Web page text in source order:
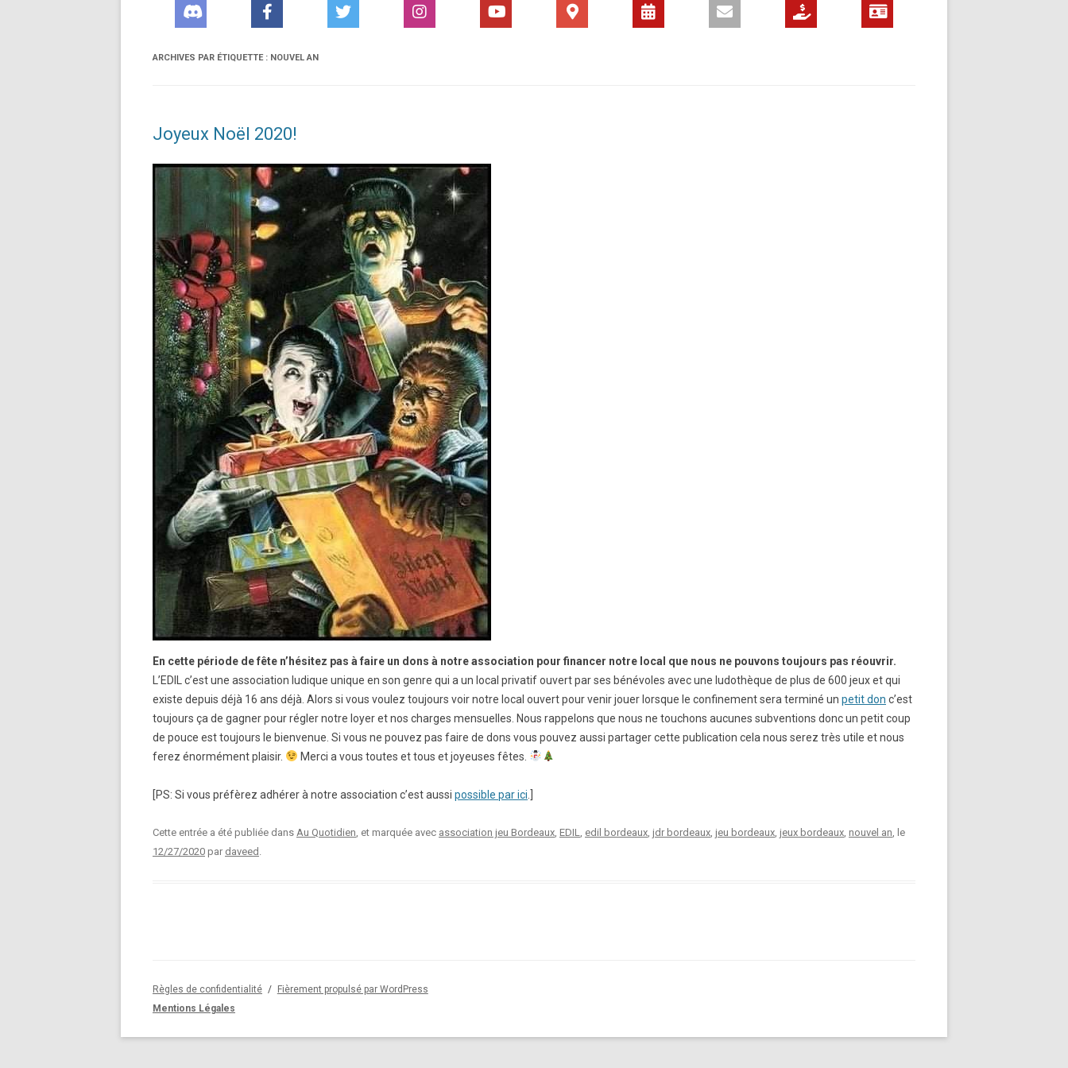
ARCHIVES PAR ÉTIQUETTE : NOUVEL AN
Joyeux Noël 2020!
En cette période de fête n’hésitez pas à faire un dons à notre association pour financer notre local que nous ne pouvons toujours pas réouvrir.
L’EDIL c’est une association ludique unique en son genre qui a un local privatif ouvert par ses bénévoles avec une ludothèque de plus de 600 jeux et qui
existe depuis déjà 16 ans déjà. Alors si vous voulez toujours voir notre local ouvert pour venir jouer lorsque le confinement sera terminé un petit don c’est
toujours ça de gagner pour régler notre loyer et nos charges mensuelles. Nous rappelons que nous ne touchons aucunes subventions donc un petit coup
de pouce est toujours le bienvenue. Si vous ne pouvez pas faire de dons vous pouvez aussi partager cette publication cela nous serez très utile et nous
ferez énormément plaisir.
Merci a vous toutes et tous et joyeuses fêtes.
[PS: Si vous préfèrez adhérer à notre association c’est aussi possible par ici
Cette entrée a été publiée dans Au Quotidien , et marquée avec association jeu Bordeaux EDIL edil bordeaux jdr bordeaux jeu bordeaux jeux bordeaux nouvel an , le
12/27/2020 par daveed
Règles de confidentialité
Fièrement propulsé par WordPress
Mentions Légales